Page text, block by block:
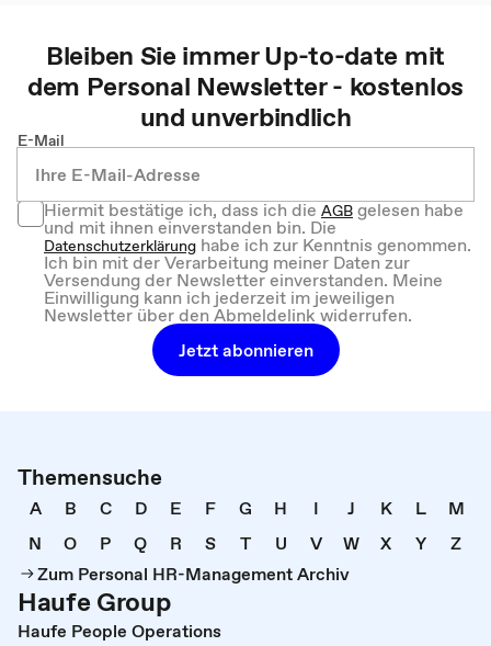
Bleiben Sie immer Up-to-date mit
dem Personal Newsletter - kostenlos
und unverbindlich
E-Mail
Hiermit bestätige ich, dass ich dieAGBgelesen habe
und mit ihnen einverstanden bin. Die
Datenschutzerklärung habe ich zur Kenntnis genommen.
Ich bin mit der Verarbeitung meiner Daten zur
Versendung der Newsletter einverstanden. Meine
Einwilligung kann ich jederzeit im jeweiligen
Newsletter über den Abmeldelink widerrufen.
Jetzt abonnieren
Themensuche
A B C D E F G H I J K L
M
N
O P Q R S T U V W X Y
Z
Zum Personal HR-Management Archiv
Haufe Group
Haufe People Operations